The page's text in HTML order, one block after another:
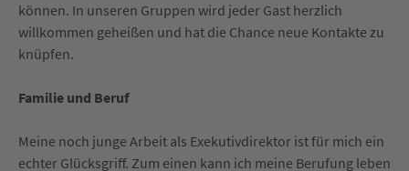
können. In unseren Gruppen wird jeder Gast herzlich
willkommen geheißen und hat die Chance neue Kontakte zu
knüpfen.
Familie und Beruf
Meine noch junge Arbeit als Exekutivdirektor ist für mich ein
echter Glücksgriff. Zum einen kann ich meine Berufung leben